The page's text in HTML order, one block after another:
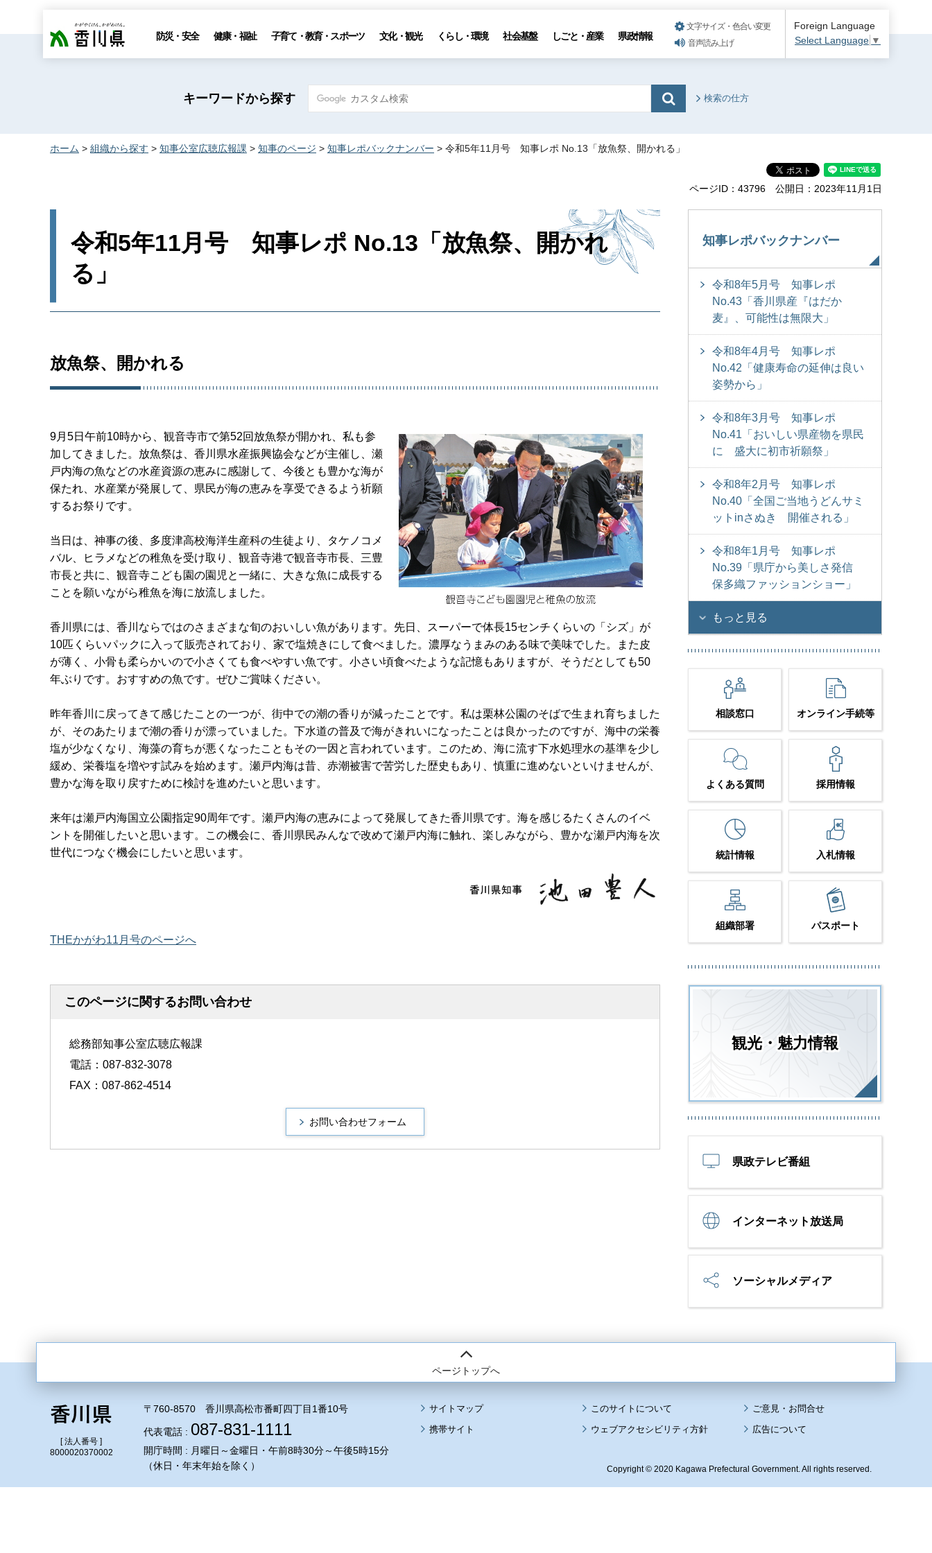
香川県 防災・安全 健康・福祉 子育て・教育・スポーツ 文化・観光 くらし・環境 社会基盤 しごと・産業 県政情報
文字サイズ・色合い変更
音声読み上げ
Foreign Language
Select Language ▼
キーワードから探す 検索の仕方
ホーム > 組織から探す > 知事公室広聴広報課 > 知事のページ > 知事レポバックナンバー > 令和5年11月号 知事レポ No.13「放魚祭、開かれる」
ページID：43796 公開日：2023年11月1日
令和5年11月号 知事レポ No.13「放魚祭、開かれ
る」
放魚祭、開かれる
9月5日午前10時から、観音寺市で第52回放魚祭が開かれ、私も参
加してきました。放魚祭は、香川県水産振興協会などが主催し、瀬
戸内海の魚などの水産資源の恵みに感謝して、今後とも豊かな海が
保たれ、水産業が発展して、県民が海の恵みを享受できるよう祈願
するお祭りです。
当日は、神事の後、多度津高校海洋生産科の生徒より、タケノコメ
バル、ヒラメなどの稚魚を受け取り、観音寺港で観音寺市長、三豊
市長と共に、観音寺こども園の園児と一緒に、大きな魚に成長する
ことを願いながら稚魚を海に放流しました。
香川県には、香川ならではのさまざまな旬のおいしい魚があります。先日、スーパーで体長15センチくらいの「シズ」が
10匹くらいパックに入って販売されており、家で塩焼きにして食べました。濃厚なうまみのある味で美味でした。また皮
が薄く、小骨も柔らかいので小さくても食べやすい魚です。小さい頃食べたような記憶もありますが、そうだとしても50
年ぶりです。おすすめの魚です。ぜひご賞味ください。
昨年香川に戻ってきて感じたことの一つが、街中での潮の香りが減ったことです。私は栗林公園のそばで生まれ育ちました
が、そのあたりまで潮の香りが漂っていました。下水道の普及で海がきれいになったことは良かったのですが、海中の栄養
塩が少なくなり、海藻の育ちが悪くなったこともその一因と言われています。このため、海に流す下水処理水の基準を少し
緩め、栄養塩を増やす試みを始めます。瀬戸内海は昔、赤潮被害で苦労した歴史もあり、慎重に進めないといけませんが、
豊かな海を取り戻すために検討を進めたいと思います。
来年は瀬戸内海国立公園指定90周年です。瀬戸内海の恵みによって発展してきた香川県です。海を感じるたくさんのイベ
ントを開催したいと思います。この機会に、香川県民みんなで改めて瀬戸内海に触れ、楽しみながら、豊かな瀬戸内海を次
世代につなぐ機会にしたいと思います。
THEかがわ11月号のページへ
このページに関するお問い合わせ
総務部知事公室広聴広報課
電話：087-832-3078
FAX：087-862-4514
知事レポバックナンバー
令和8年5月号 知事レポ
No.43「香川県産『はだか
麦』、可能性は無限大」
令和8年4月号 知事レポ
No.42「健康寿命の延伸は良い
姿勢から」
令和8年3月号 知事レポ
No.41「おいしい県産物を県民
に 盛大に初市祈願祭」
令和8年2月号 知事レポ
No.40「全国ご当地うどんサミ
ットinさぬき 開催される」
令和8年1月号 知事レポ
No.39「県庁から美しさ発信
保多織ファッションショー」
もっと見る
相談窓口 オンライン手続等
よくある質問 採用情報
統計情報 入札情報
組織部署 パスポート
観光・魅力情報
県政テレビ番組
インターネット放送局
ソーシャルメディア
ページトップへ
[ 法人番号 ]
8000020370002
〒760-8570 香川県高松市番町四丁目1番10号
代表電話 : 087-831-1111
開庁時間 : 月曜日～金曜日・午前8時30分～午後5時15分
（休日・年末年始を除く）
サイトマップ
このサイトについて
携帯サイト
ウェブアクセシビリティ方針 広告について
Copyright © 2020 Kagawa Prefectural Government. All rights reserved.